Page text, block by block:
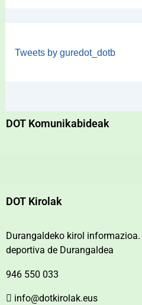
Tweets by guredot_dotb
DOT Komunikabideak
DOT Kirolak
Durangaldeko kirol
deportiva de Durangaldea
946 550 033
info@dotkirolak.eus